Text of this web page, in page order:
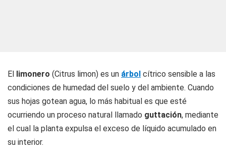
El limonero (Citrus limon) es un árbol cítrico sensible a las
condiciones de humedad del suelo y del ambiente. Cuando
sus hojas gotean agua, lo más habitual es que esté
ocurriendo un proceso natural llamado guttación, mediante
el cual la planta expulsa el exceso de líquido acumulado en
su interior.